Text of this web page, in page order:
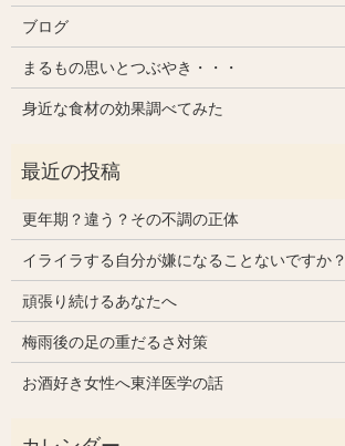
ブログ
まるもの思いとつぶやき・・・
身近な食材の効果調べてみた
更年期？違う？その不調の正体
イライラする自分が嫌になることないですか？
頑張り続けるあなたへ
梅雨後の足の重だるさ対策
お酒好き女性へ東洋医学の話